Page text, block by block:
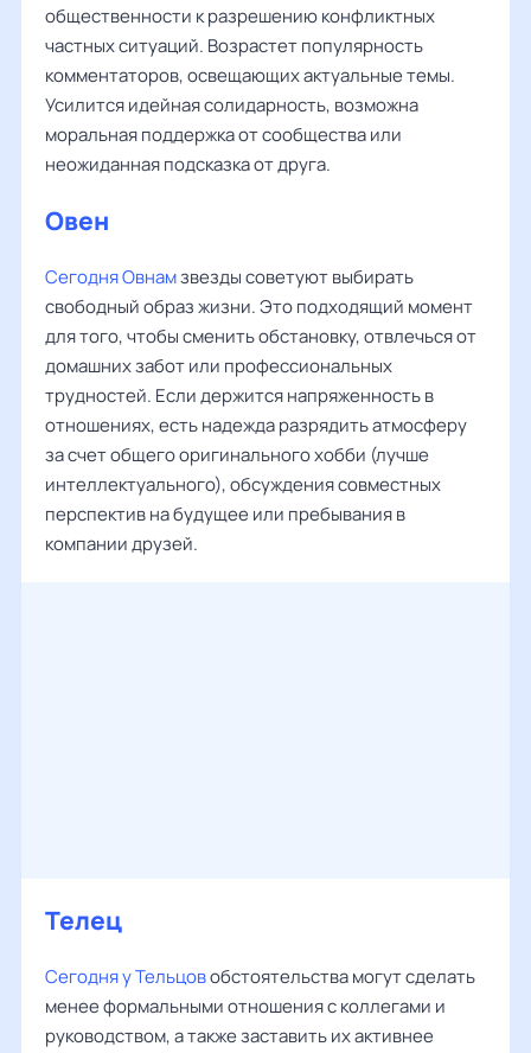
общественности к разрешению конфликтных
частных ситуаций. Возрастет популярность
комментаторов, освещающих актуальные темы.
Усилится идейная солидарность, возможна
моральная поддержка от сообщества или
неожиданная подсказка от друга.
Овен
Сегодня Овнамзвезды советуют выбирать
свободный образ жизни. Это подходящий момент
для того, чтобы сменить обстановку, отвлечься от
домашних забот или профессиональных
трудностей. Если держится напряженность в
отношениях, есть надежда разрядить атмосферу
за счет общего оригинального хобби (лучше
интеллектуального), обсуждения совместных
перспектив на будущее или пребывания в
компании друзей.
Телец
Сегодня у Тельцовобстоятельства могут сделать
менее формальными отношения с коллегами и
руководством, а также заставить их активнее